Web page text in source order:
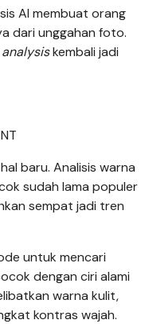
AI membuat orang
dari unggahan foto.
kembali jadi
baru. Analisis warna
sudah lama populer
sempat jadi tren
untuk mencari
dengan ciri alami
warna kulit,
kontras wajah.